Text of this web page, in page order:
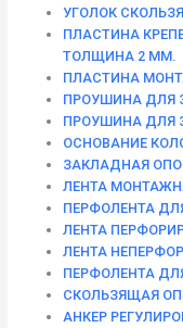
УГОЛОК
ПЛАСТИНА
ТОЛЩИНА 2 ММ.
ПЛАСТИНА
ПРОУШИНА ДЛЯ
ПРОУШИНА ДЛЯ
ОСНОВАНИЕ
ЗАКЛАДНАЯ
ЛЕНТА
ПЕРФОЛЕНТА
ЛЕНТА
ЛЕНТА
ПЕРФОЛЕНТА
СКОЛЬЗЯЩАЯ
АНКЕР